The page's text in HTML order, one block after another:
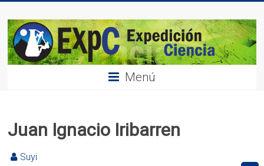
contenido
Expedición
Ciencia
Menú
Juan Ignacio Iribarren
Suyi